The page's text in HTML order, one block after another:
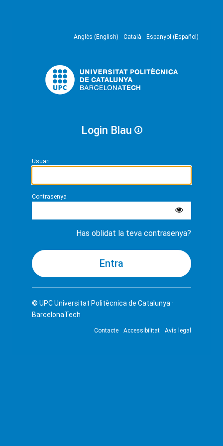
Anglès (English) Català Espanyol (Español)
Login Blau
Usuari
Contrasenya
Has oblidat la teva contrasenya?
© UPCUniversitat Politècnica de Catalunya ·
BarcelonaTech
Contacte Accessibilitat Avís legal